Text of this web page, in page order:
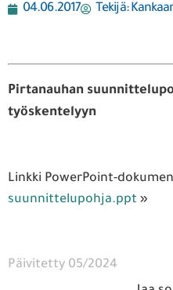
04.06.2017 Tekijä:
Pirtanauhan
työskentelyyn
Linkki PowerPoint-
suunnittelupohja.ppt »
Päivitetty 05/2024